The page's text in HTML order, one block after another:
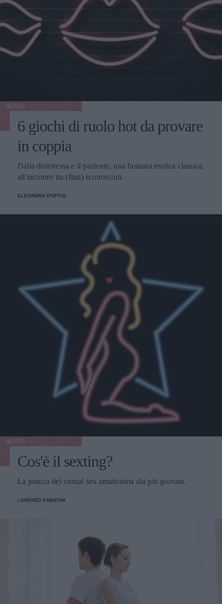
SESSO
6 giochi di ruolo hot da provare
in coppia
Dalla dottoressa e il paziente, una fantasia erotica classica,
all'incontro tra (finti) sconosciuti.
ELEONORA D'UFFIZI
SESSO
Cos'è il sexting?
La pratica del virtual sex amatissima dai più giovani.
LORENZO SABATINI